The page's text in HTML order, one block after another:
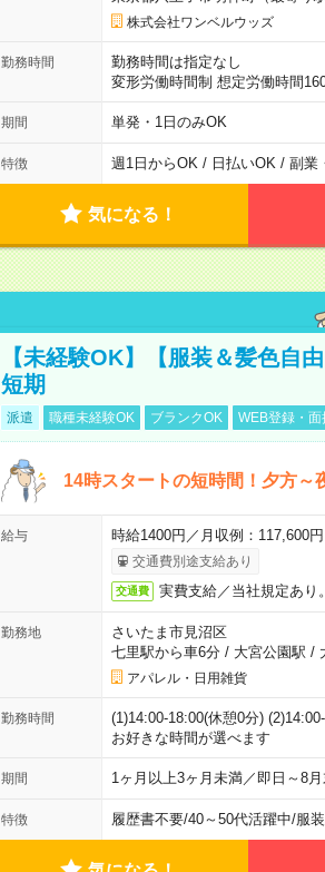
株式会社ワンベルウッズ
勤務時間
勤務時間は指定なし
変形労働時間制 想定労働時間
期間 単発・1日のみOK
特徴 週1日からOK / 日払いOK / 副業
気になる！
【未経験OK】【服装＆髪色自
短期
派遣 職種未経験OK ブランクOK WEB登録・面
14時スタートの短時間！夕方～
給与 時給1400円／月収例：117,600
交通費別途支給あり
交通費 実費支給／当社規定あり。
勤務地
さいたま市見沼区
七里駅から車6分/ 大宮公園駅 /
アパレル・日用雑貨
勤務時間
(1)14:00-18:00(休憩0分)
お好きな時間が選べます
期間 1ヶ月以上3ヶ月未満／即日～8
特徴 履歴書不要/40～50代活躍中/服